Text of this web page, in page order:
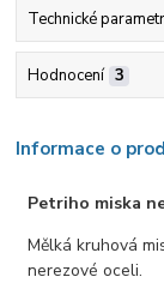
Technické
Hodnocení 3
Informace o
Petriho miska
Mělká kruhová
nerezové oceli.